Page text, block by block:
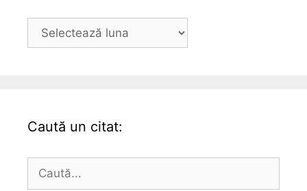
Arhiva
Caută un citat:
Caută